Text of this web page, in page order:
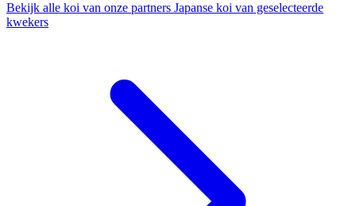
Bekijk alle koi van onze partners Japanse koi van geselecteerde
kwekers